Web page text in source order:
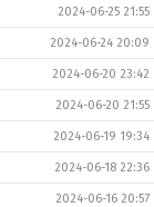
2024-06-25 21:55
2024-06-24 20:09
2024-06-20 23:42
2024-06-20 21:55
2024-06-19 19:34
2024-06-18 22:36
2024-06-16 20:57